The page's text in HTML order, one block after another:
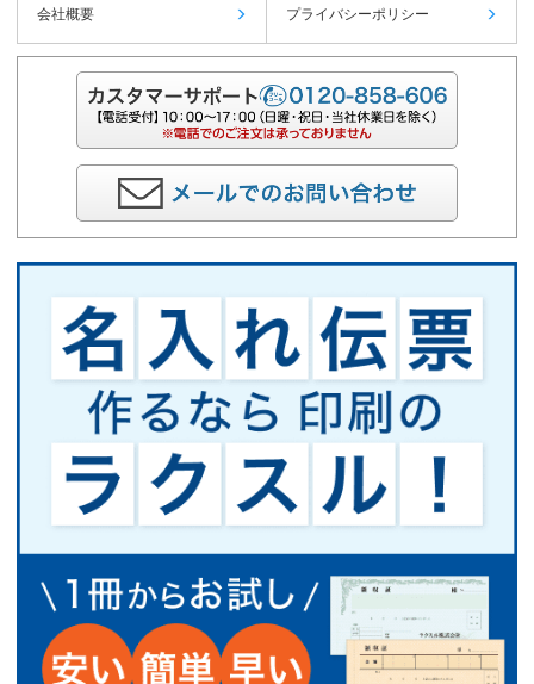
会社概要 プライバシーポリシー